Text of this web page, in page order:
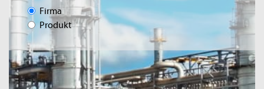
Firma
Produkt